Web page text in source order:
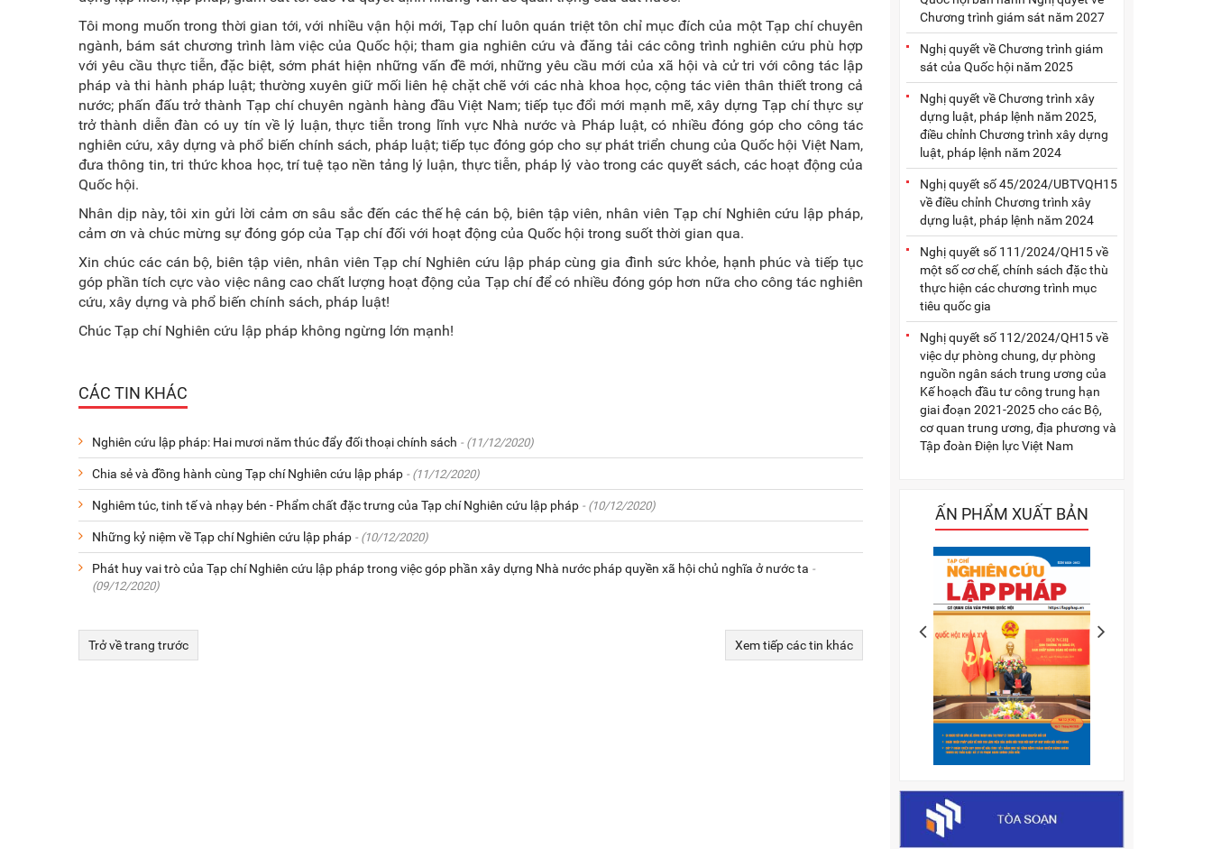
Tôi mong muốn trong thời gian tới, với nhiều vận hội mới, Tạp chí luôn quán triệt tôn chỉ mục đích của một Tạp chí chuyên
ngành, bám sát chương trình làm việc của Quốc hội; tham gia nghiên cứu và đăng tải các công trình nghiên cứu phù hợp
với yêu cầu thực tiễn, đặc biệt, sớm phát hiện những vấn đề mới, những yêu cầu mới của xã hội và cử tri với công tác lập
pháp và thi hành pháp luật; thường xuyên giữ mối liên hệ chặt chẽ với các nhà khoa học, cộng tác viên thân thiết trong cả
nước; phấn đấu trở thành Tạp chí chuyên ngành hàng đầu Việt Nam; tiếp tục đổi mới mạnh mẽ, xây dựng Tạp chí thực sự
trở thành diễn đàn có uy tín về lý luận, thực tiễn trong lĩnh vực Nhà nước và Pháp luật, có nhiều đóng góp cho công tác
nghiên cứu, xây dựng và phổ biến chính sách, pháp luật; tiếp tục đóng góp cho sự phát triển chung của Quốc hội Việt Nam,
đưa thông tin, tri thức khoa học, trí tuệ tạo nền tảng lý luận, thực tiễn, pháp lý vào trong các quyết sách, các hoạt động của
Quốc hội.
Nhân dịp này, tôi xin gửi lời cảm ơn sâu sắc đến các thế hệ cán bộ, biên tập viên, nhân viên Tạp chí Nghiên cứu lập pháp,
cảm ơn và chúc mừng sự đóng góp của Tạp chí đối với hoạt động của Quốc hội trong suốt thời gian qua.
Xin chúc các cán bộ, biên tập viên, nhân viên Tạp chí Nghiên cứu lập pháp cùng gia đình sức khỏe, hạnh phúc và tiếp tục
góp phần tích cực vào việc nâng cao chất lượng hoạt động của Tạp chí để có nhiều đóng góp hơn nữa cho công tác nghiên
cứu, xây dựng và phổ biến chính sách, pháp luật!
Chúc Tạp chí Nghiên cứu lập pháp không ngừng lớn mạnh!
CÁC TIN KHÁC
Nghiên cứu lập pháp: Hai mươi năm thúc đẩy đối thoại chính sách - (11/12/2020)
Chia sẻ và đồng hành cùng Tạp chí Nghiên cứu lập pháp - (11/12/2020)
Nghiêm túc, tinh tế và nhạy bén - Phẩm chất đặc trưng của Tạp chí Nghiên cứu lập pháp - (10/12/2020)
Những kỷ niệm về Tạp chí Nghiên cứu lập pháp - (10/12/2020)
Phát huy vai trò của Tạp chí Nghiên cứu lập pháp trong việc góp phần xây dựng Nhà nước pháp quyền xã hội chủ nghĩa ở nước ta -
(09/12/2020)
Trở về trang trước Xem tiếp các tin khác
Chương trình giám sát năm 2027
Nghị quyết về Chương trình giám
sát của Quốc hội năm 2025
Nghị quyết về Chương trình xây
dựng luật, pháp lệnh năm 2025,
điều chỉnh Chương trình xây dựng
luật, pháp lệnh năm 2024
Nghị quyết số 45/2024/UBTVQH15
về điều chỉnh Chương trình xây
dựng luật, pháp lệnh năm 2024
Nghị quyết số 111/2024/QH15 về
một số cơ chế, chính sách đặc thù
thực hiện các chương trình mục
tiêu quốc gia
Nghị quyết số 112/2024/QH15 về
việc dự phòng chung, dự phòng
nguồn ngân sách trung ương của
Kế hoạch đầu tư công trung hạn
giai đoạn 2021-2025 cho các Bộ,
cơ quan trung ương, địa phương và
Tập đoàn Điện lực Việt Nam
ẤN PHẨM XUẤT BẢN